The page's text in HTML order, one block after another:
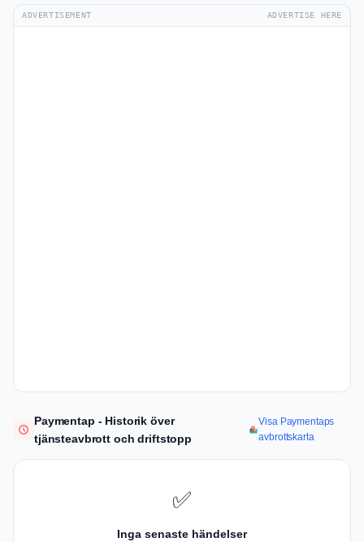
ADVERTISEMENT ADVERTISE HERE
Paymentap - Historik över
tjänsteavbrott och driftstopp
Visa Paymentaps
avbrottskarta
✅
Inga senaste händelser